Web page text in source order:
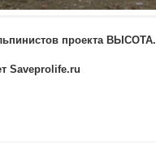
проекта ВЫСОТА.
Saveprolife.ru